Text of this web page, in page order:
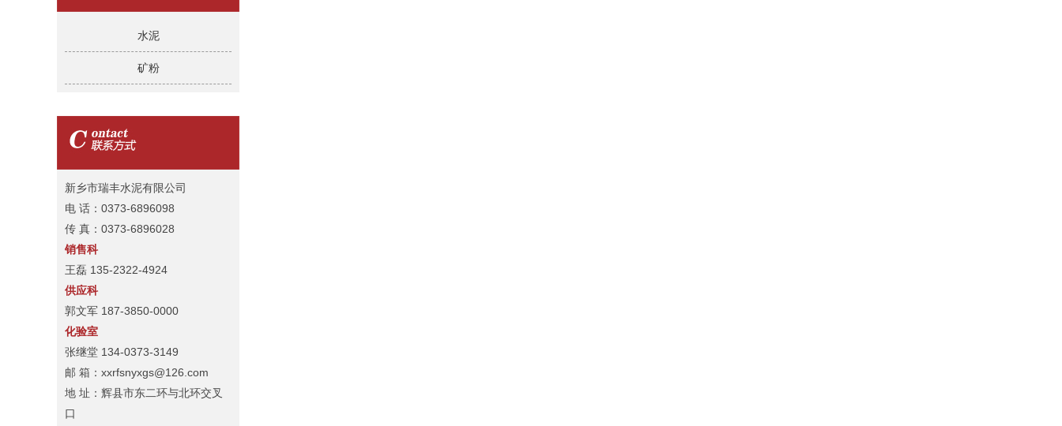
水泥
矿粉
新乡市瑞丰水泥有限公司
电 话：0373-6896098
传 真：0373-6896028
销售科
王磊 135-2322-4924
供应科
郭文军 187-3850-0000
化验室
张继堂 134-0373-3149
邮 箱：xxrfsnyxgs@126.com
地 址：辉县市东二环与北环交叉
口